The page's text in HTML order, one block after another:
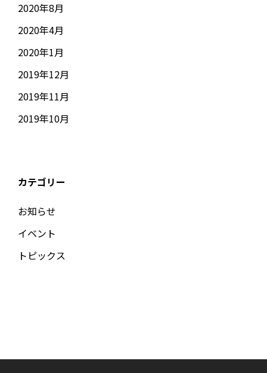
2020年8月
2020年4月
2020年1月
2019年12月
2019年11月
2019年10月
カテゴリー
お知らせ
イベント
トピックス